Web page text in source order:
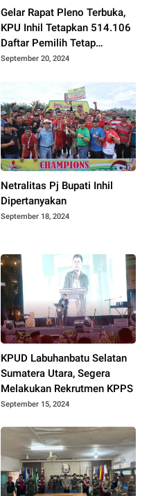
Gelar Rapat Pleno Terbuka,
KPU Inhil Tetapkan 514.106
Daftar Pemilih Tetap
Tersebar di 1.558 TPS
September 20, 2024
Netralitas Pj Bupati Inhil
Dipertanyakan
September 18, 2024
KPUD Labuhanbatu Selatan
Sumatera Utara, Segera
Melakukan Rekrutmen KPPS
September 15, 2024